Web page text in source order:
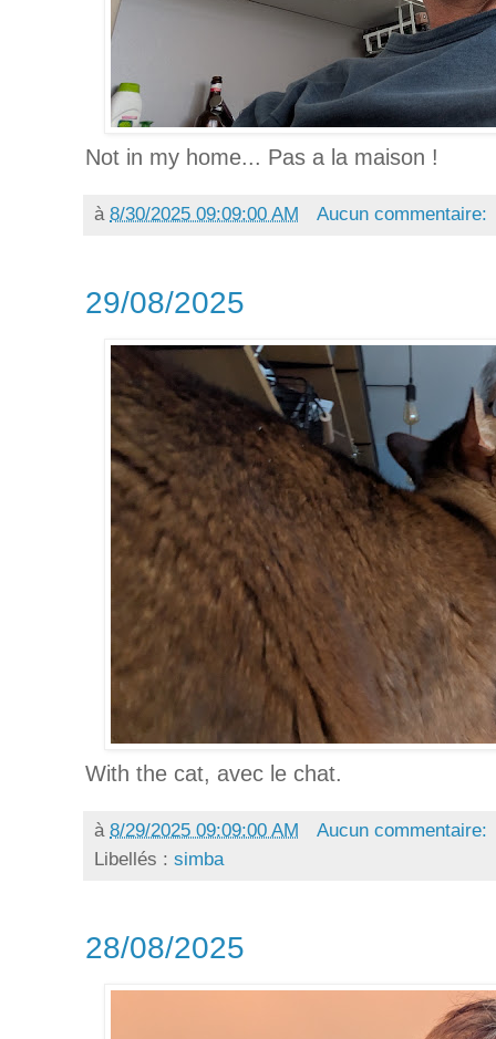
Not in my home... Pas a la maison !
à 8/30/2025 09:09:00 AM Aucun commentaire:
29/08/2025
With the cat, avec le chat.
à 8/29/2025 09:09:00 AM
Aucun commentaire:
Libellés : simba
28/08/2025